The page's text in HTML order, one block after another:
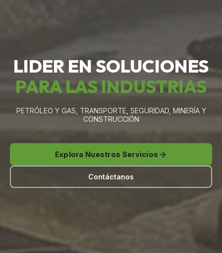
LIDER EN SOLUCIONES
PARA LAS INDUSTRIAS
PETRÓLEO Y GAS, TRANSPORTE, SEGURIDAD, MINERÍA Y
CONSTRUCCIÓN
Explora Nuestros Servicios
Contáctanos